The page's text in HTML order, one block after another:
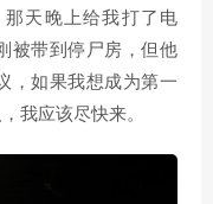
天晚上给我打了电
被带到停尸房，但他
，如果我想成为第一
我应该尽快来。